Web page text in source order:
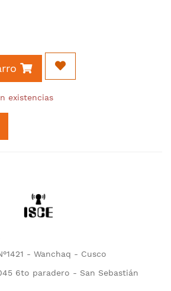
existencias
- Wanchaq - Cusco
6to paradero - San Sebastián